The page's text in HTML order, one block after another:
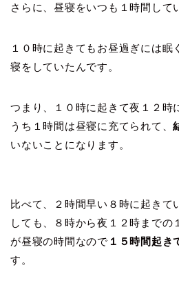
さらに、昼寝をいつも１時間して
１０時に起きてもお昼過ぎには眠
寝をしていたんです。
つまり、１０時に起きて夜１２時
うち１時間は昼寝に充てられて、
いないことになります。
比べて、２時間早い８時に起きて
しても、８時から夜１２時までの
が昼寝の時間なので １５時間起き
す。